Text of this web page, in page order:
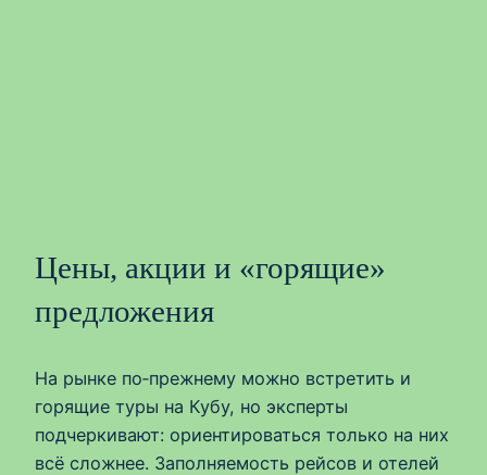
Цены, акции и «горящие»
предложения
На рынке по‑прежнему можно встретить и
горящие туры на Кубу, но эксперты
подчеркивают: ориентироваться только на них
всё сложнее. Заполняемость рейсов и отелей